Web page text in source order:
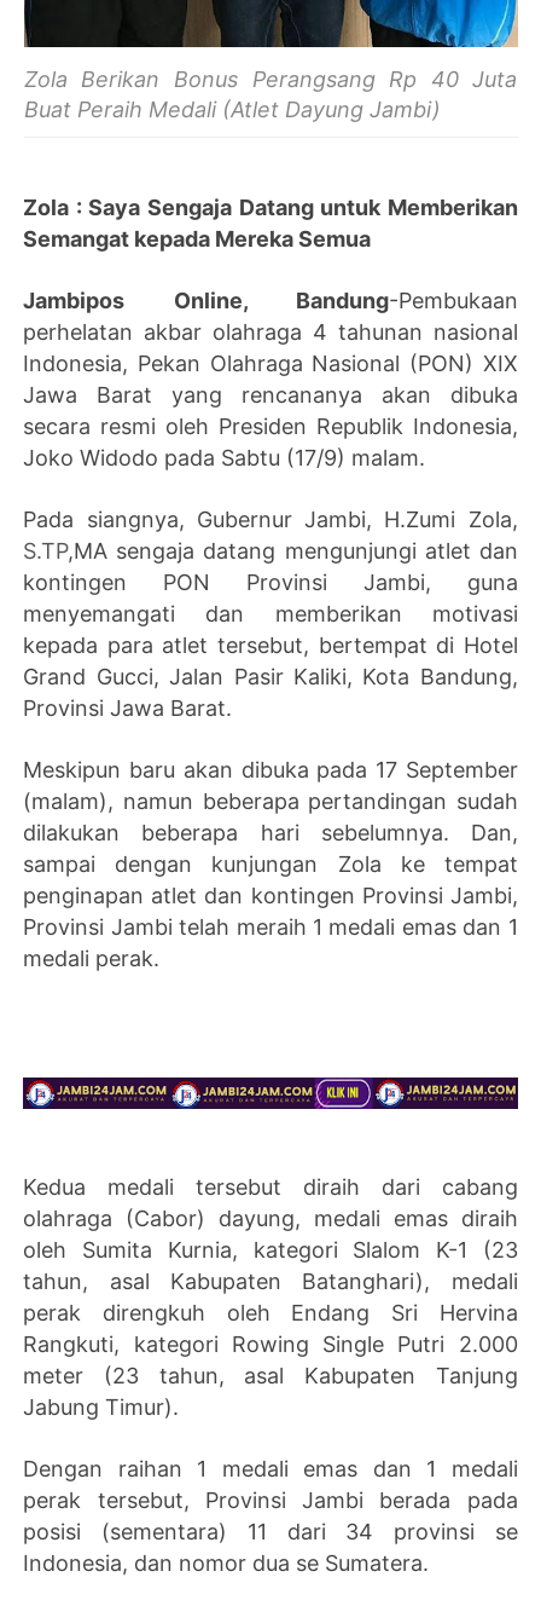
Zola Berikan Bonus Perangsang Rp 40 Juta
Buat Peraih Medali (Atlet Dayung Jambi)
Zola : Saya Sengaja Datang untuk Memberikan
Semangat kepada Mereka Semua
Jambipos Online, Bandung-Pembukaan
perhelatan akbar olahraga 4 tahunan nasional
Indonesia, Pekan Olahraga Nasional (PON) XIX
Jawa Barat yang rencananya akan dibuka
secara resmi oleh Presiden Republik Indonesia,
Joko Widodo pada Sabtu (17/9) malam.
Pada siangnya, Gubernur Jambi, H.Zumi Zola,
S.TP,MA sengaja datang mengunjungi atlet dan
kontingen PON Provinsi Jambi, guna
menyemangati dan memberikan motivasi
kepada para atlet tersebut, bertempat di Hotel
Grand Gucci, Jalan Pasir Kaliki, Kota Bandung,
Provinsi Jawa Barat.
Meskipun baru akan dibuka pada 17 September
(malam), namun beberapa pertandingan sudah
dilakukan beberapa hari sebelumnya. Dan,
sampai dengan kunjungan Zola ke tempat
penginapan atlet dan kontingen Provinsi Jambi,
Provinsi Jambi telah meraih 1 medali emas dan 1
medali perak.
Kedua medali tersebut diraih dari cabang
olahraga (Cabor) dayung, medali emas diraih
oleh Sumita Kurnia, kategori Slalom K-1 (23
tahun, asal Kabupaten Batanghari), medali
perak direngkuh oleh Endang Sri Hervina
Rangkuti, kategori Rowing Single Putri 2.000
meter (23 tahun, asal Kabupaten Tanjung
Jabung Timur).
Dengan raihan 1 medali emas dan 1 medali
perak tersebut, Provinsi Jambi berada pada
posisi (sementara) 11 dari 34 provinsi se
Indonesia, dan nomor dua se Sumatera.